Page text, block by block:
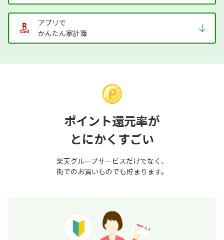
アプリで
かんたん家計簿
ポイント還元率が
とにかくすごい
楽天グループサービスだけでなく、
街でのお買いものでも貯まります。